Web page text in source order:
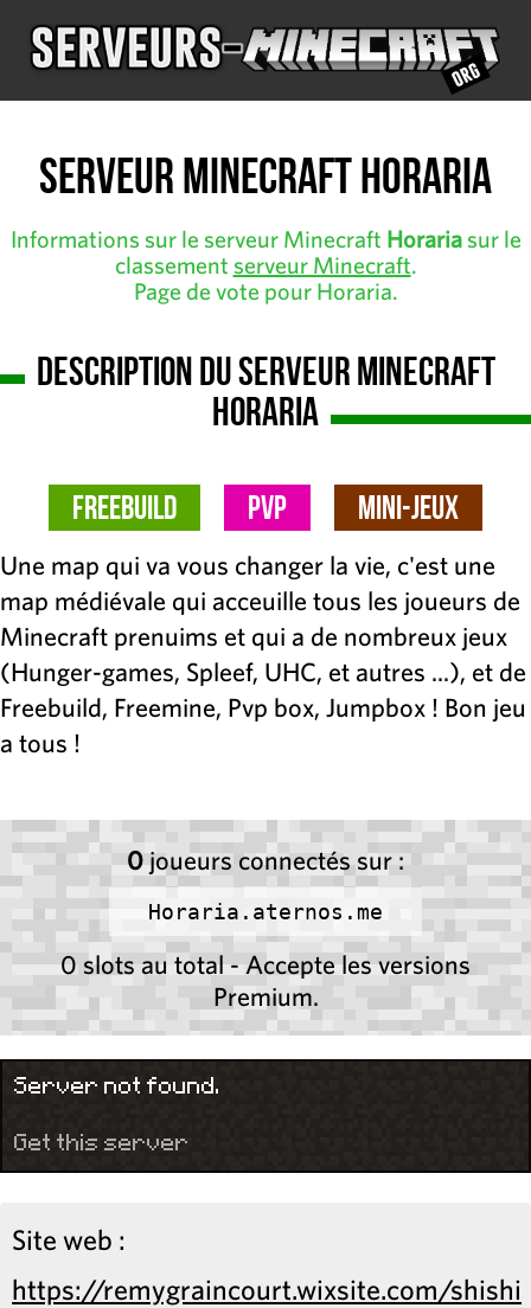
Serveur Minecraft Horaria
Informations sur le serveur Minecraft Horariasur le
classement serveur Minecraft.
Page de vote pour Horaria.
Description du serveur Minecraft
Horaria
FreeBuild PvP Mini-Jeux
Une map qui va vous changer la vie, c'est une
map médiévale qui acceuille tous les joueurs de
Minecraft prenuims et qui a de nombreux jeux
(Hunger-games, Spleef, UHC, et autres ...), et de
Freebuild, Freemine, Pvp box, Jumpbox ! Bon jeu
a tous !
0 joueurs connectés sur :
Horaria.aternos.me
0 slots au total - Accepte les versions
Premium.
Server not found.
Get this server
Site web :
https://remygraincourt.wixsite.com/shishi